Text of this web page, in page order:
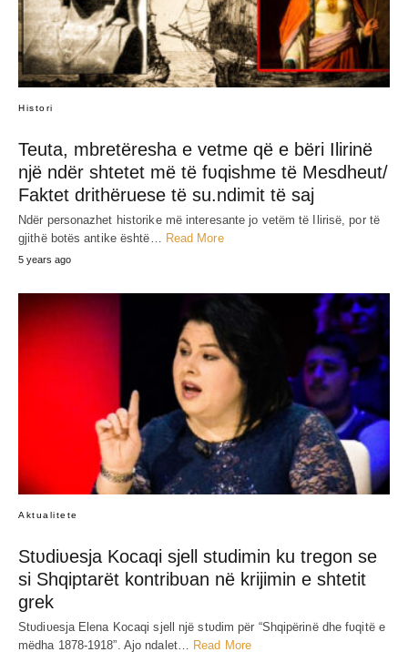
Histori
Teuta, mbretëresha e vetme që e bëri Ilirinë
një ndër shtetet më të fʋqishme të Mesdheut/
Faktet drithëruese të su.ndimit të saj
Ndër personazhet historike më interesante jo vetëm të Ilirisë, por të
gjithë botës antike është… Read More
5 years ago
Aktualitete
Stʋdiʋesja Kocaqi sjell studimin ku tregon se
si Shqiptarët kontribʋan në krijimin e shtetit
grek
Stʋdiʋesja Elena Kocaqi sjell një stʋdim për “Shqipërinë dhe fʋqitë e
mëdha 1878-1918”. Ajo ndalet… Read More